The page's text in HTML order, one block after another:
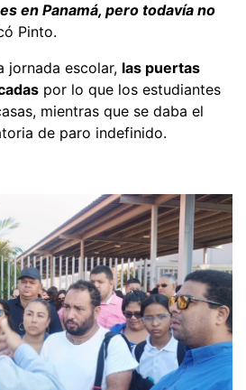
en Panamá, pero todavía no
Pinto.
jornada escolar, las puertas
por lo que los estudiantes
mientras que se daba el
de paro indefinido.